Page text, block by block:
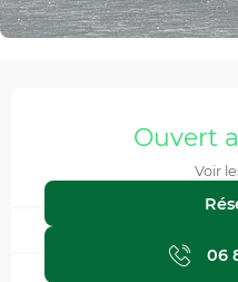
Ouverture et
Ouvert
Voir
06